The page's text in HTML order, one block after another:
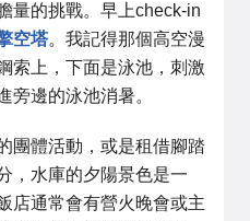
量的挑戰。早上check-in
空塔。我記得那個高空漫
索上，下面是泳池，刺激
旁邊的泳池消暑。
團體活動，或是租借腳踏
，水庫的夕陽景色是一
店通常會有營火晚會或主